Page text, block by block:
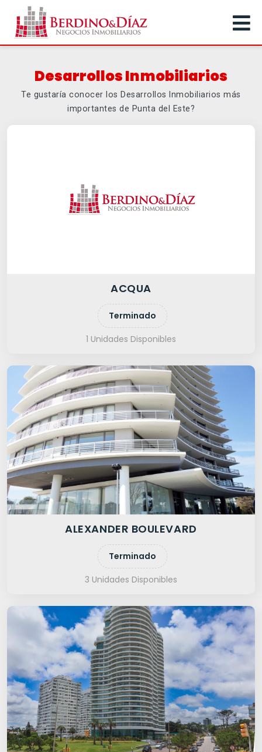
Desarrollos Inmobiliarios
Te gustaría conocer los Desarrollos Inmobiliarios más
importantes de Punta del Este?
ACQUA
Terminado
1 Unidades Disponibles
ALEXANDER BOULEVARD
Terminado
3 Unidades Disponibles